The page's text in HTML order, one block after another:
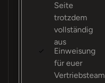
Seite
trotzdem
vollständig
aus
Einweisung
für euer
Vertriebsteam